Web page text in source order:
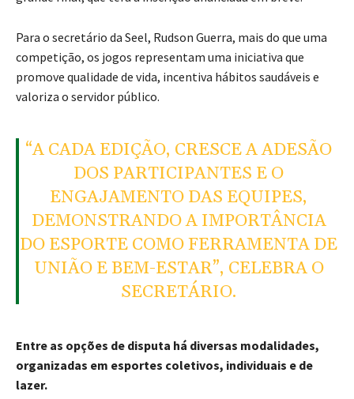
Para o secretário da Seel, Rudson Guerra, mais do que uma
competição, os jogos representam uma iniciativa que
promove qualidade de vida, incentiva hábitos saudáveis e
valoriza o servidor público.
“A CADA EDIÇÃO, CRESCE A ADESÃO
DOS PARTICIPANTES E O
ENGAJAMENTO DAS EQUIPES,
DEMONSTRANDO A IMPORTÂNCIA
DO ESPORTE COMO FERRAMENTA DE
UNIÃO E BEM-ESTAR”, CELEBRA O
SECRETÁRIO.
Entre as opções de disputa há diversas modalidades,
organizadas em esportes coletivos, individuais e de
lazer.